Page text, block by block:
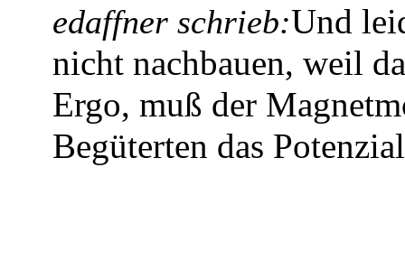
edaffner schrieb:Und
nicht nachbauen, weil
Ergo, muß der
Begüterten das